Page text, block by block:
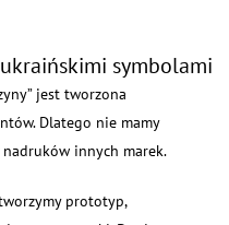
symbolami
jest tworzona
Dlatego nie mamy
innych marek.
prototyp,